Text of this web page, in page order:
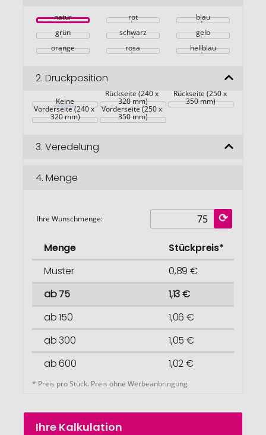
natur rot
blau
grün
schwarz
gelb
orange
rosa hellblau
2. Druckposition
Keine
Rückseite (240 x
320 mm)
Rückseite (250 x
350 mm)
Vorderseite (240 x
320 mm)
Vorderseite (250 x
350 mm)
3. Veredelung
4. Menge
Ihre Wunschmenge:
Menge
Stückpreis*
Muster
0,89 €
ab 75
1,13 €
ab 150
1,06 €
ab 300
1,05 €
ab 600
1,02 €
* Preis pro Stück. Preis ohne Werbeanbringung
Ihre Kalkulation